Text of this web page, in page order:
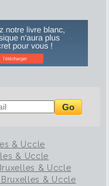
Go
& Uccle
& Uccle
& Uccle
& Uccle